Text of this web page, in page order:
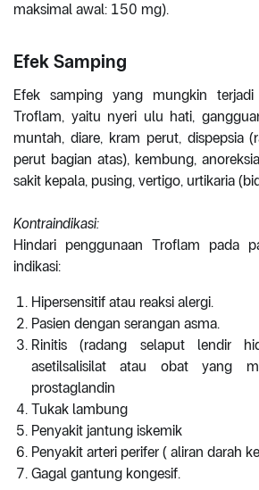
maksimal awal: 150 mg).
Efek Samping
Efek samping yang mungkin terjadi
Troflam, yaitu nyeri ulu hati,
muntah, diare, kram perut, dispepsia
perut bagian atas), kembung,
sakit kepala, pusing, vertigo, urtikaria
Kontraindikasi:
Hindari penggunaan Troflam pada
indikasi:
Hipersensitif atau reaksi alergi.
Pasien dengan serangan asma.
Rinitis (radang selaput lendir
asetilsalisilat atau obat yang
prostaglandin
Tukak lambung
Penyakit jantung iskemik
Penyakit arteri perifer ( aliran darah
Gagal gantung kongesif.